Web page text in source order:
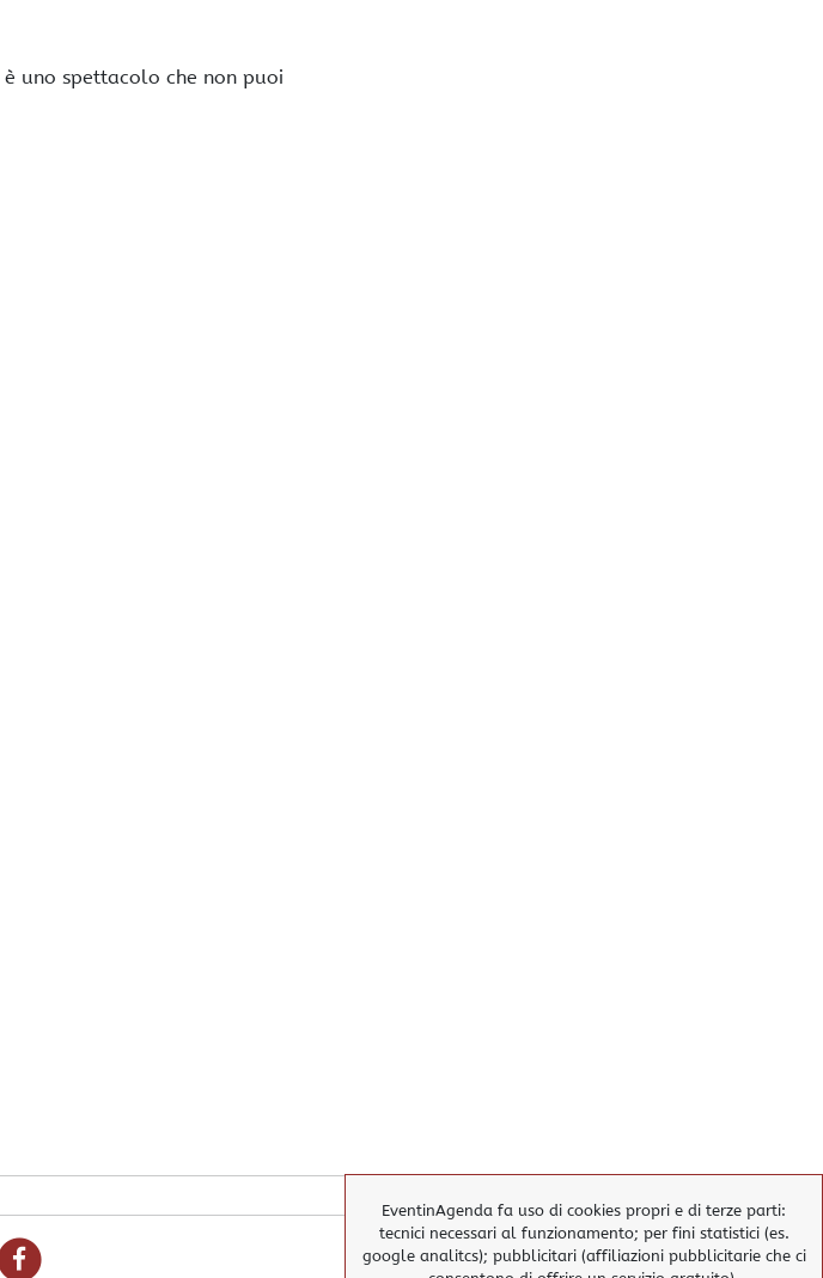
è uno spettacolo che non puoi
EventinAgenda fa uso di cookies propri e di terze parti:
tecnici necessari al funzionamento; per fini statistici (es.
google analitcs); pubblicitari (affiliazioni pubblicitarie che ci